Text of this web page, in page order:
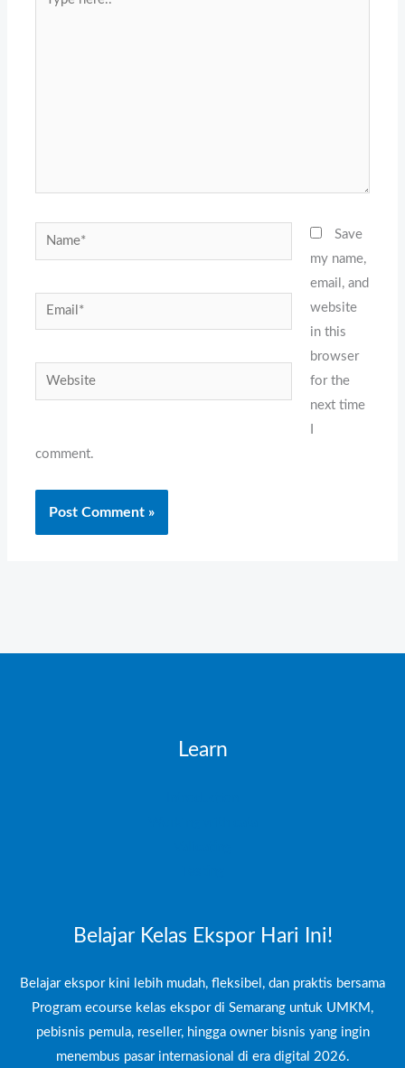
Name*
Email*
Website
Save
my name,
email, and
website
in this
browser
for the
next time
comment.
Learn
Belajar Kelas Ekspor Hari Ini!
Belajar ekspor kini lebih mudah, fleksibel, dan praktis bersama
Program ecourse kelas ekspor di Semarang untuk UMKM,
pebisnis pemula, reseller, hingga owner bisnis yang ingin
menembus pasar internasional di era digital 2026.